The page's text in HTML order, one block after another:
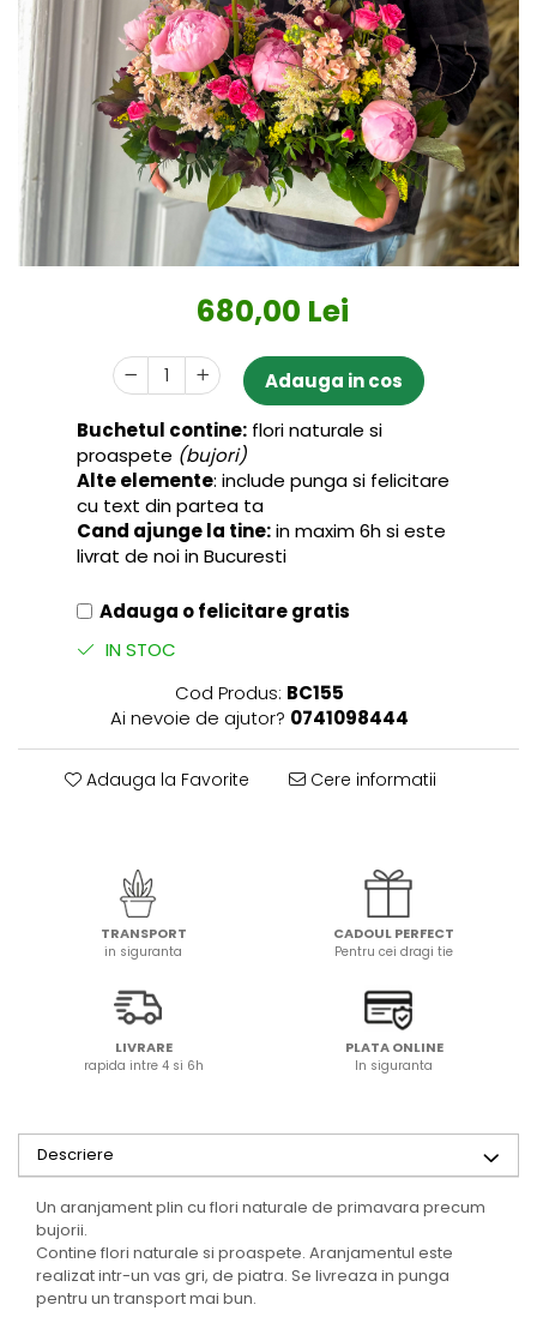
680,00 Lei
Adauga in cos
Buchetul contine: flori naturale si
proaspete (bujori)
Alte elemente: include punga si felicitare
cu text din partea ta
Cand ajunge la tine:in maxim 6h si este
livrat de noi in Bucuresti
Adauga o felicitare gratis
IN STOC
Cod Produs: BC155
Ai nevoie de ajutor? 0741098444
Adauga la Favorite Cere informatii
TRANSPORT
in siguranta
CADOUL PERFECT
Pentru cei dragi tie
LIVRARE
rapida intre 4 si 6h
PLATA ONLINE
In siguranta
Descriere
Un aranjament plin cu flori naturale de primavara precum
bujorii.
Contine flori naturale si proaspete. Aranjamentul este
realizat intr-un vas gri, de piatra. Se livreaza in punga
pentru un transport mai bun.